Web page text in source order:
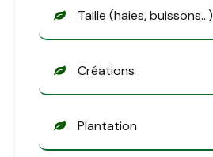
Taille (haies, buissons…)
Créations
Plantation